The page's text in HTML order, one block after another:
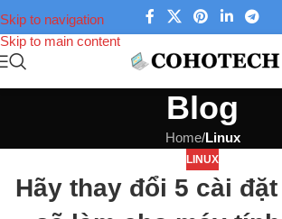
Skip to navigation
Skip to main content
Blog
Home/Linux
LINUX
Hãy thay đổi 5 cài